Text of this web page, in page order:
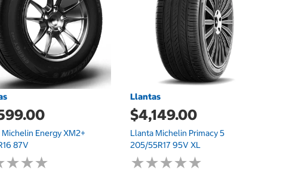
Energy XM2+
87V
★★★
★★★
Llantas
$4,149.00
Llanta Michelin Primacy 5
205/55R17 95V XL
★★★★★
★★★★★